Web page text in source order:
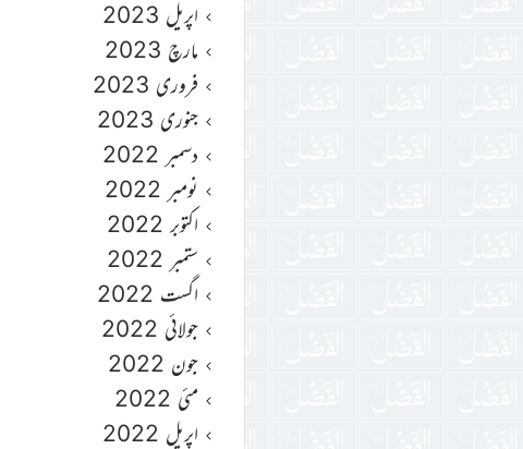
اپریل 2023
مارچ 2023
فروری 2023
جنوری 2023
دسمبر 2022
نومبر 2022
اکتوبر 2022
ستمبر 2022
اگست 2022
جولائی 2022
جون 2022
مئی 2022
اپریل 2022